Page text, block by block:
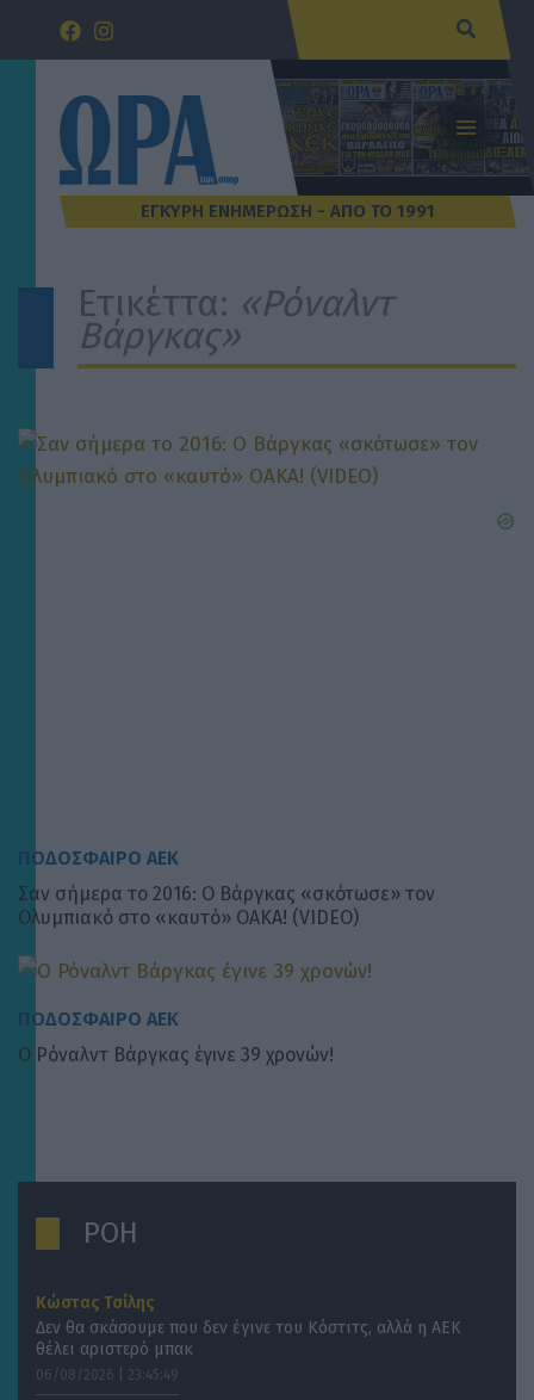
Μετάβαση
Ετικέττα: «Ρόναλντ
Βάργκας»
ΠΟΔΟΣΦΑΙΡΟ ΑΕΚ
Σαν σήμερα το 2016: Ο Βάργκας «σκότωσε» τον
Ολυμπιακό στο «καυτό» ΟΑΚΑ! (VIDEO)
ΠΟΔΟΣΦΑΙΡΟ ΑΕΚ
Ο Ρόναλντ Βάργκας έγινε 39 χρονών!
ΡΟΗ
Κώστας Τσίλης
Δεν θα σκάσουμε που δεν έγινε του Κόστιτς, αλλά η ΑΕΚ
θέλει αριστερό μπακ
06/08/2026 | 23:45:49